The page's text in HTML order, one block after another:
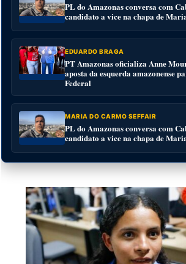
PL do Amazonas conversa com
candidato a vice na chapa de
EDUARDO BRAGA
PT Amazonas oficializa Anne
aposta da esquerda amazonense
Federal
MARIA DO CARMO SEFFAIR
PL do Amazonas conversa com
candidato a vice na chapa de